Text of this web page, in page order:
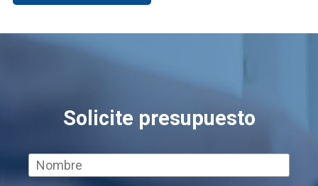
Solicite presupuesto